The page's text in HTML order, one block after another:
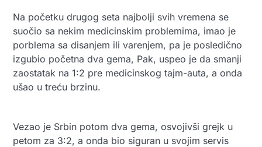
Na početku drugog seta najbolji svih vremena se
suočio sa nekim medicinskim problemima, imao je
porblema sa disanjem ili varenjem, pa je posledično
izgubio početna dva gema, Pak, uspeo je da smanji
zaostatak na 1:2 pre medicinskog tajm-auta, a onda
ušao u treću brzinu.
Vezao je Srbin potom dva gema, osvojivši grejk u
petom za 3:2, a onda bio siguran u svojim servis